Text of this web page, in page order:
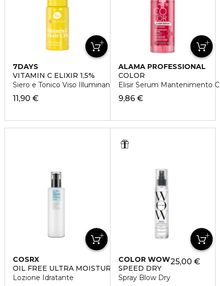
7DAYS
VITAMIN C ELIXIR 1,5%
Siero e Tonico Viso Illuminante
11,90 €
ALAMA PROFESSIONAL
COLOR
Elisir Serum Mantenimento
9,86 €
COSRX
OIL FREE ULTRA MOISTURIZING LOTION
Lozione Idratante
COLOR WOW
SPEED DRY
Spray Blow Dry
25,00 €